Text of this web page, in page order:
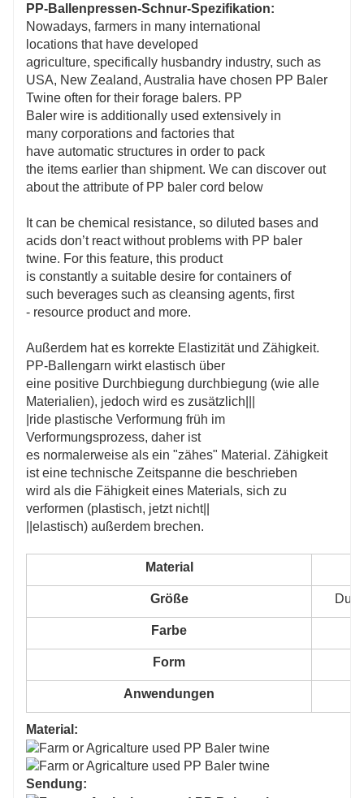
PP-Ballenpressen-Schnur-Spezifikation:
Nowadays, farmers in many international
locations that have developed
agriculture, specifically husbandry industry, such as
USA, New Zealand, Australia have chosen PP Baler
Twine often for their forage balers. PP
Baler wire is additionally used extensively in
many corporations and factories that
have automatic structures in order to pack
the items earlier than shipment. We can discover out
about the attribute of PP baler cord below
It can be chemical resistance, so diluted bases and
acids don’t react without problems with PP baler
twine. For this feature, this product
is constantly a suitable desire for containers of
such beverages such as cleansing agents, first
- resource product and more.
Außerdem hat es korrekte Elastizität und Zähigkeit.
PP-Ballengarn wirkt elastisch über
eine positive Durchbiegung durchbiegung (wie alle
Materialien), jedoch wird es zusätzlich|||
|ride plastische Verformung früh im
Verformungsprozess, daher ist
es normalerweise als ein "zähes" Material. Zähigkeit
ist eine technische Zeitspanne die beschrieben
wird als die Fähigkeit eines Materials, sich zu
verformen (plastisch, jetzt nicht||
||elastisch) außerdem brechen.
Material
Größe
Farbe
Form
Anwendungen
Material:
Sendung: